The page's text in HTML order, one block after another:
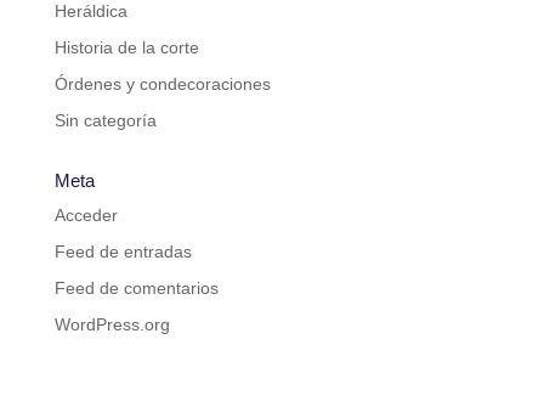
Heráldica
Historia de la corte
Órdenes y condecoraciones
Sin categoría
Meta
Acceder
Feed de entradas
Feed de comentarios
WordPress.org